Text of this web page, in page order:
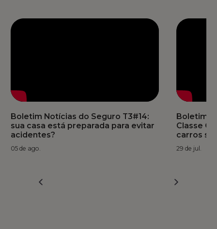
Boletim Notícias do Seguro T3#14:
sua casa está preparada para evitar
acidentes?
05 de ago.
Boletim
Classe C
carros
29 de jul.
6